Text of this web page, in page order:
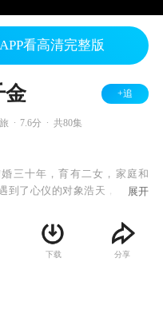
看高清完整版
金 +追
7.6分 共80集
三十年，育有二女，家庭和
到了心仪的对象浩天，但对方
而友善却希望有追求真爱的自
冲突。与此同时，小女儿天美
境。身为父亲的正松一边抚慰
展开
下载 分享